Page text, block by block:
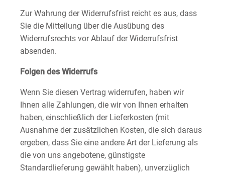
Zur Wahrung der Widerrufsfrist reicht es aus, dass
Sie die Mitteilung über die Ausübung des
Widerrufsrechts vor Ablauf der Widerrufsfrist
absenden.
Folgen des Widerrufs
Wenn Sie diesen Vertrag widerrufen, haben wir
Ihnen alle Zahlungen, die wir von Ihnen erhalten
haben, einschließlich der Lieferkosten (mit
Ausnahme der zusätzlichen Kosten, die sich daraus
ergeben, dass Sie eine andere Art der Lieferung als
die von uns angebotene, günstigste
Standardlieferung gewählt haben), unverzüglich